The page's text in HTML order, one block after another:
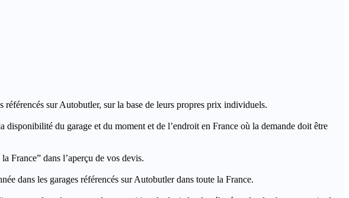
sur Autobutler, sur la base de leurs propres prix individuels.
du garage et du moment et de l’endroit en France où la demande doit être
France” dans l’aperçu de vos devis.
dans les garages référencés sur Autobutler dans toute la France.